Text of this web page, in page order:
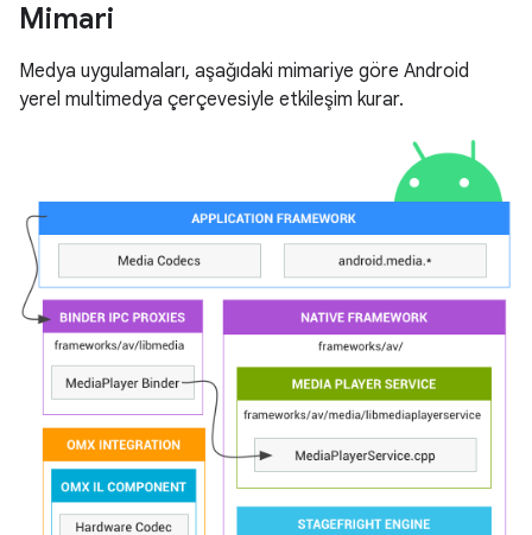
Mimari
Medya uygulamaları, aşağıdaki mimariye göre Android
yerel multimedya çerçevesiyle etkileşim kurar.